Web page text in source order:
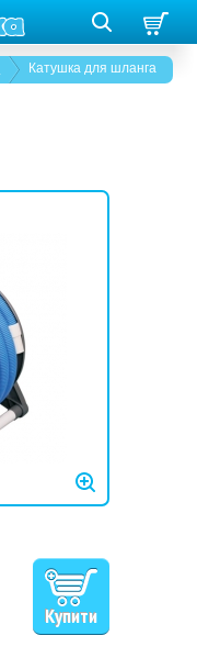
Катушка для шланга